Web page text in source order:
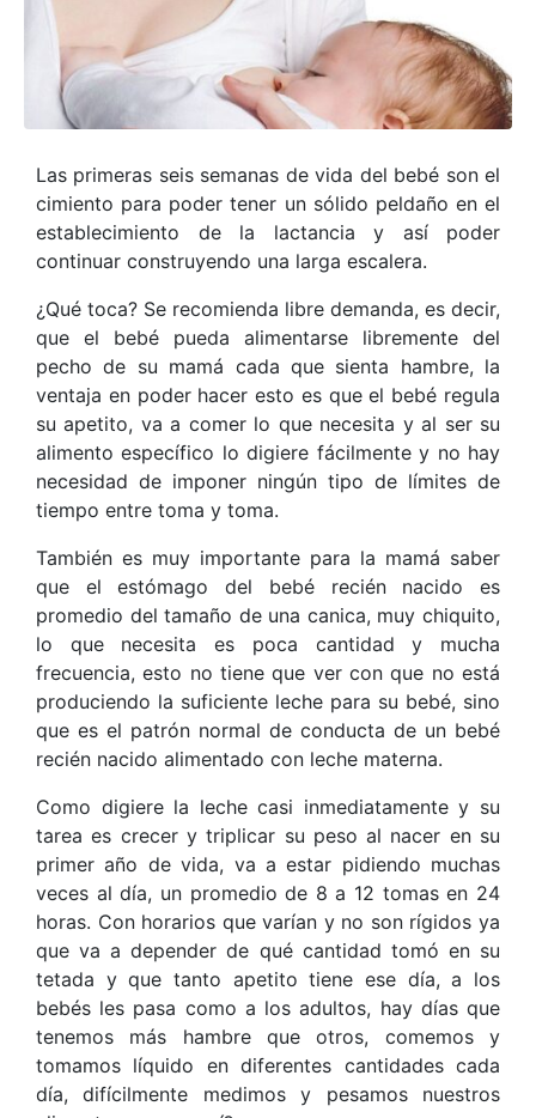
Las primeras seis semanas de vida del bebé son el
cimiento para poder tener un sólido peldaño en el
establecimiento de la lactancia y así poder
continuar construyendo una larga escalera.
¿Qué toca? Se recomienda libre demanda, es decir,
que el bebé pueda alimentarse libremente del
pecho de su mamá cada que sienta hambre, la
ventaja en poder hacer esto es que el bebé regula
su apetito, va a comer lo que necesita y al ser su
alimento específico lo digiere fácilmente y no hay
necesidad de imponer ningún tipo de límites de
tiempo entre toma y toma.
También es muy importante para la mamá saber
que el estómago del bebé recién nacido es
promedio del tamaño de una canica, muy chiquito,
lo que necesita es poca cantidad y mucha
frecuencia, esto no tiene que ver con que no está
produciendo la suficiente leche para su bebé, sino
que es el patrón normal de conducta de un bebé
recién nacido alimentado con leche materna.
Como digiere la leche casi inmediatamente y su
tarea es crecer y triplicar su peso al nacer en su
primer año de vida, va a estar pidiendo muchas
veces al día, un promedio de 8 a 12 tomas en 24
horas. Con horarios que varían y no son rígidos ya
que va a depender de qué cantidad tomó en su
tetada y que tanto apetito tiene ese día, a los
bebés les pasa como a los adultos, hay días que
tenemos más hambre que otros, comemos y
tomamos líquido en diferentes cantidades cada
día, difícilmente medimos y pesamos nuestros